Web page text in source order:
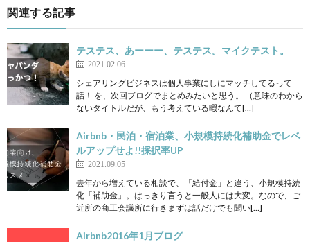
関連する記事
テステス、あーーー、テステス。マイクテスト。
2021.02.06
シェアリングビジネスは個人事業にしにマッチしてるって
話！ を、次回ブログでまとめみたいと思う。 （意味のわから
ないタイトルだが、もう考えている暇なんて[…]
Airbnb・民泊・宿泊業、小規模持続化補助金でレベ
ルアップせよ!!採択率UP
2021.09.05
去年から増えている相談で、「給付金」と違う、小規模持続
化「補助金」。はっきり言うと一般人には大変。なので、ご
近所の商工会議所に行きまずは話だけでも聞い[…]
Airbnb2016年1月ブログ